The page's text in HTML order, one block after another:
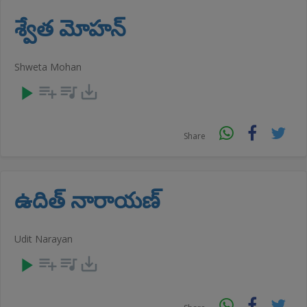
శ్వేత మోహన్
Shweta Mohan
play_arrow playlist_add queue_music save_alt
Share
ఉదిత్ నారాయణ్
Udit Narayan
play_arrow playlist_add queue_music save_alt